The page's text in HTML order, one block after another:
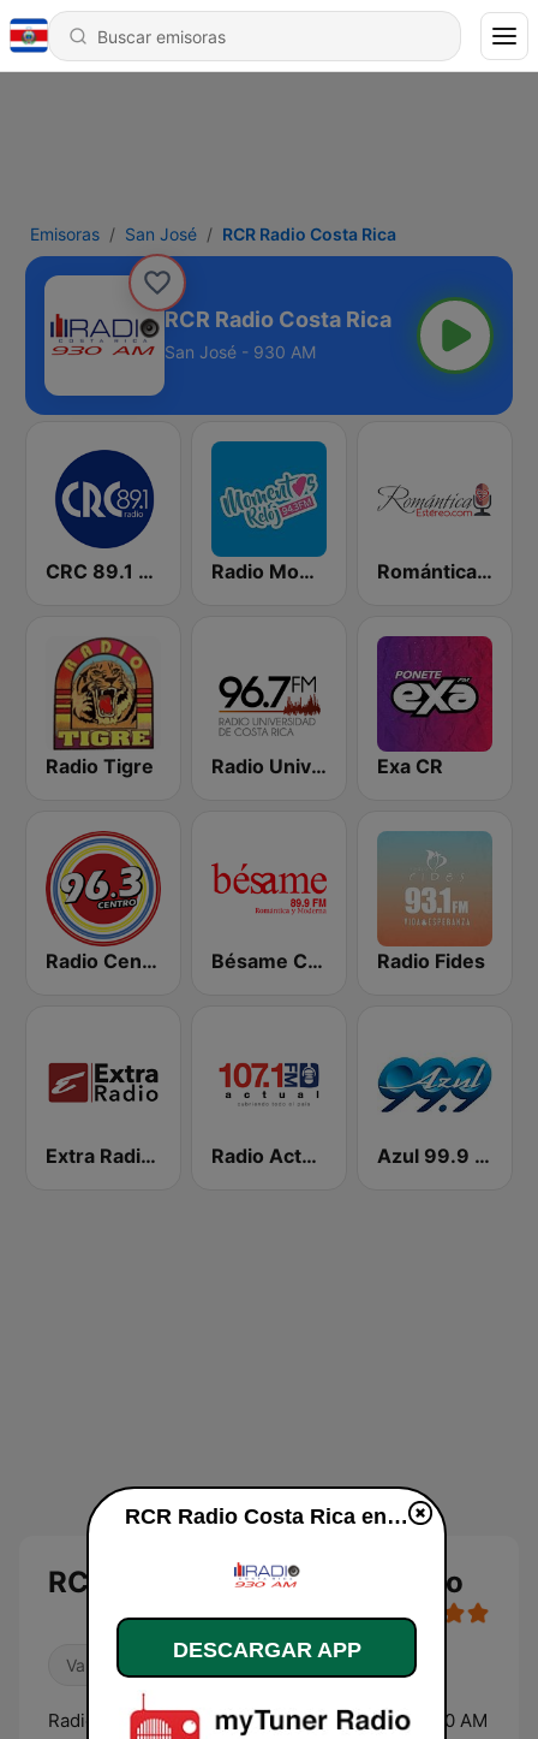
Emisoras San José RCR Radio Costa Rica
RCR Radio Costa Rica
San José - 930 AM
CRC 89.1 FM Radio Momentos Reloj Romántica Estéreo
Radio Tigre Radio Universidad de Costa Rica Exa CR
Radio Centro 96.3 FM Bésame Costa Rica Radio Fides
Extra Radio 92.3 FM Radio Actual 107.1 FM Azul 99.9 FM
RCR Radio Costa Rica en vivo
Variado
Radio Costa Rica transmite en la frecuencia 930 AM
RCR Radio Costa Rica en vivo
DESCARGAR APP